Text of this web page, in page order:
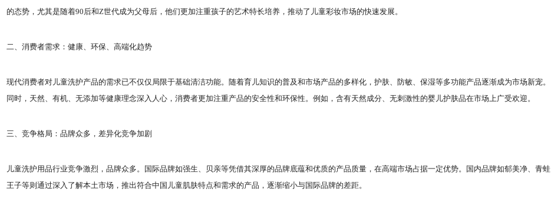
的态势，尤其是随着90后和Z世代成为父母后，他们更加注重孩子的艺术特长培养，推动了儿童彩妆市场的快速发展。
二、消费者需求：健康、环保、高端化趋势
现代消费者对儿童洗护产品的需求已不仅仅局限于基础清洁功能。随着育儿知识的普及和市场产品的多样化，护肤、防敏、保湿等多功能产品逐渐成为市场新宠。
同时，天然、有机、无添加等健康理念深入人心，消费者更加注重产品的安全性和环保性。例如，含有天然成分、无刺激性的婴儿护肤品在市场上广受欢迎。
三、竞争格局：品牌众多，差异化竞争加剧
儿童洗护用品行业竞争激烈，品牌众多。国际品牌如强生、贝亲等凭借其深厚的品牌底蕴和优质的产品质量，在高端市场占据一定优势。国内品牌如郁美净、青蛙
王子等则通过深入了解本土市场，推出符合中国儿童肌肤特点和需求的产品，逐渐缩小与国际品牌的差距。